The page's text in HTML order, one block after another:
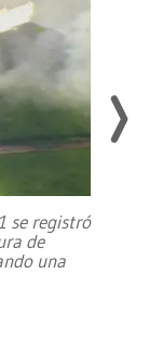
se registró
de
una